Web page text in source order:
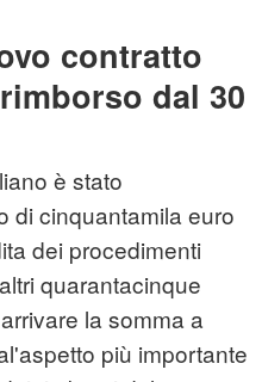
contratto
dal 30
è stato
di cinquantamila euro
dei procedimenti
quarantacinque
la somma a
più importante